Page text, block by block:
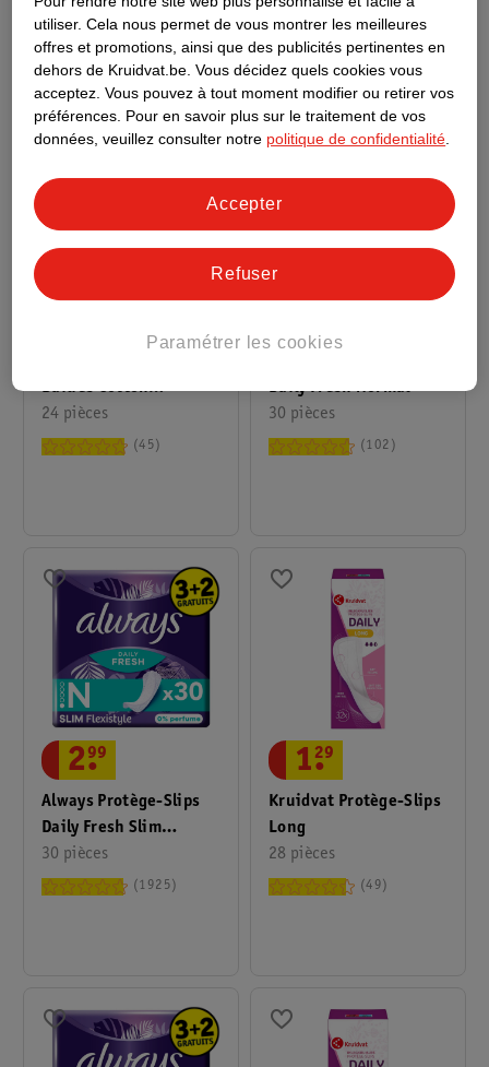
1925 209
Dailies Cotton
Protection Large
24 pièces
45
Daily Fresh Normal
30 pièces
102
Always Protège-Slips
Daily Fresh Slim
Flexistyle
30 pièces
2.
99
1925
Kruidvat Protège-Slips
Long
28 pièces
1.
29
49
utiliser. Cela nous permet de vous montrer les meilleures
offres et promotions, ainsi que des publicités pertinentes en
dehors de Kruidvat.be. Vous décidez quels cookies vous
acceptez. Vous pouvez à tout moment modifier ou retirer vos
préférences. Pour en savoir plus sur le traitement de vos
données, veuillez consulter notre politique de confidentialité
Paramétrer les cookies
Refuser
Accepter